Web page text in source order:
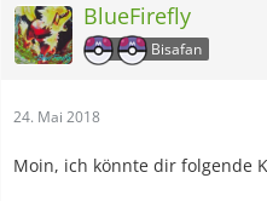
BlueFirefly
Bisafan
24. Mai 2018
Moin, ich könnte dir folgende